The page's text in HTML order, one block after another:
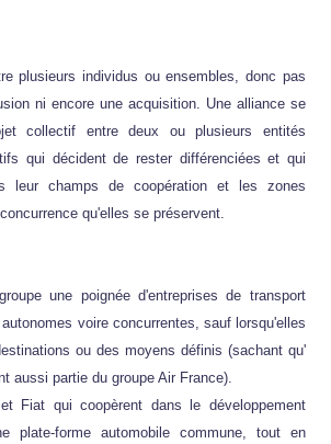
plusieurs individus ou ensembles, donc pas
ni encore une acquisition. Une alliance se
collectif entre deux ou plusieurs entités
qui décident de rester différenciées et qui
leur champs de coopération et les zones
qu'elles se préservent.
une poignée d'entreprises de transport
voire concurrentes, sauf lorsqu'elles
ou des moyens définis (sachant qu'
aussi partie du groupe Air France).
Fiat qui coopèrent dans le développement
plate-forme automobile commune, tout en